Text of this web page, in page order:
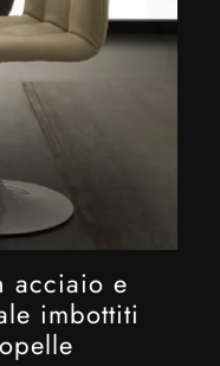
acciaio e
imbottiti